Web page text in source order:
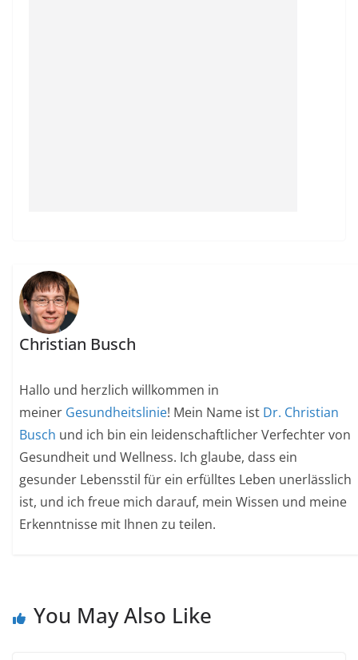
Christian Busch
Hallo und herzlich willkommen in
meiner Gesundheitslinie! Mein Name ist Dr. Christian
Busch und ich bin ein leidenschaftlicher Verfechter von
Gesundheit und Wellness. Ich glaube, dass ein
gesunder Lebensstil für ein erfülltes Leben unerlässlich
ist, und ich freue mich darauf, mein Wissen und meine
Erkenntnisse mit Ihnen zu teilen.
You May Also Like